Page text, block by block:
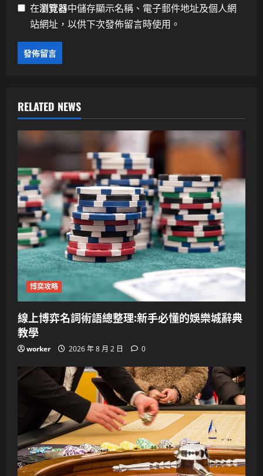
在瀏覽器中儲存顯示名稱、電子郵件地址及個人網
站網址，以供下次發佈留言時使用。
RELATED NEWS
博奕攻略
線上博弈名詞術語總整理:新手必懂的娛樂城辭典
教學
worker 2026 年 8 月 2 日 0